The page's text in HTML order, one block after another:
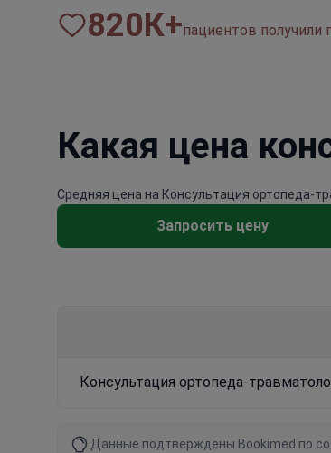
820К+пациентов получили
Какая цена
Средняя цена на Консультация ортопеда-
Запросить цену
Консультация ортопеда-
Данные подтверждены Bookimed по